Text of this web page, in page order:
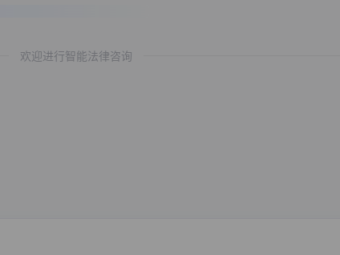
欢迎进行智能法律咨询